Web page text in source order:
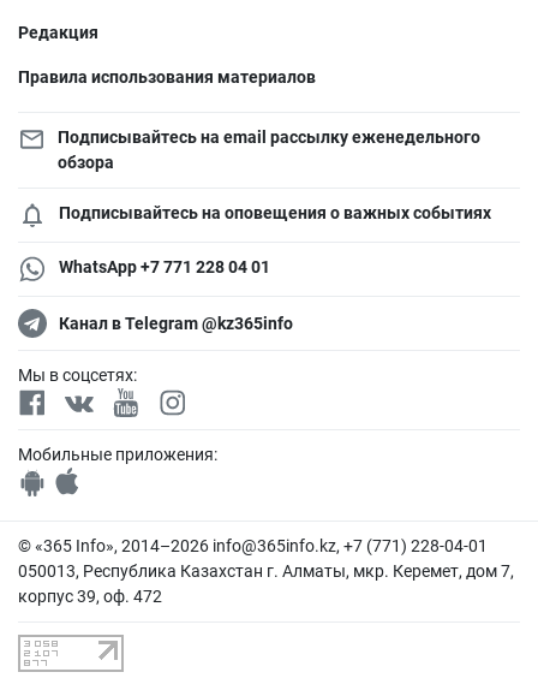
Редакция
Правила использования материалов
Подписывайтесь на email рассылку еженедельного
обзора
Подписывайтесь на оповещения о важных событиях
WhatsApp +7 771 228 04 01
Канал в Telegram @kz365info
Мы в соцсетях:
Мобильные приложения:
© «365 Info», 2014–2026 info@365info.kz, +7 (771) 228-04-01
050013, Республика Казахстан г. Алматы, мкр. Керемет, дом 7,
корпус 39, оф. 472